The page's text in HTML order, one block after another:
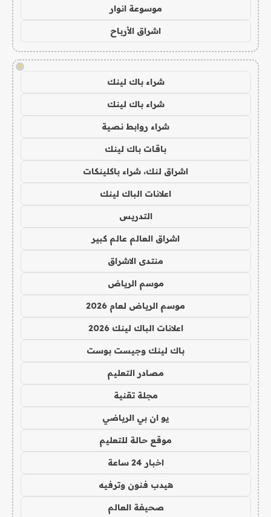
موسوعة انوار
اشراق الأرباح
!
شراء باك لينك
شراء باك لينك
شراء روابط نصية
باقات باك لينك
اشراق لنك، شراء باكلينكات
اعلانات الباك لينك
التدريس
اشراق العالم عالم كبير
منتدى الاشراق
موسم الرياض
موسم الرياض لعام 2026
اعلانات الباك لينك 2026
باك لينك وجيست بوست
مصادر التعليم
مجلة تقنية
يو ان بي الرياضي
موقع حالة للتعليم
اخبار 24 ساعة
هيدب فنون وترفيه
صحيفة العالم